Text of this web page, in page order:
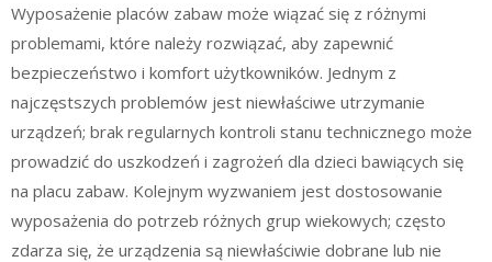
Wyposażenie placów zabaw może wiązać się z różnymi
problemami, które należy rozwiązać, aby zapewnić
bezpieczeństwo i komfort użytkowników. Jednym z
najczęstszych problemów jest niewłaściwe utrzymanie
urządzeń; brak regularnych kontroli stanu technicznego może
prowadzić do uszkodzeń i zagrożeń dla dzieci bawiących się
na placu zabaw. Kolejnym wyzwaniem jest dostosowanie
wyposażenia do potrzeb różnych grup wiekowych; często
zdarza się, że urządzenia są niewłaściwie dobrane lub nie